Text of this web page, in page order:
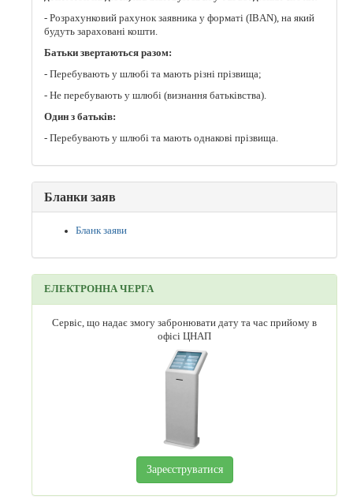
- Розрахунковий рахунок заявника у форматі (IBAN), на який
будуть зараховані кошти.
Батьки звертаються разом:
- Перебувають у шлюбі та мають різні прізвища;
- Не перебувають у шлюбі (визнання батьківства).
Один з батьків:
- Перебувають у шлюбі та мають однакові прізвища.
Бланки заяв
Бланк заяви
ЕЛЕКТРОННА ЧЕРГА
Сервіс, що надає змогу забронювати дату та час прийому в
офісі ЦНАП
Зареєструватися